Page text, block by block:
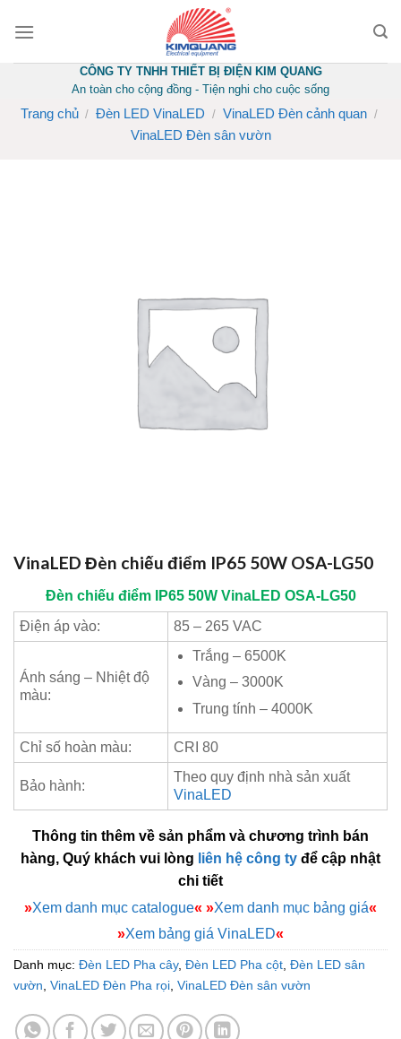
CÔNG TY TNHH THIẾT BỊ ĐIỆN KIM QUANG
An toàn cho cộng đồng - Tiện nghi cho cuộc sống
Trang chủ / Đèn LED VinaLED / VinaLED Đèn cảnh quan /
VinaLED Đèn sân vườn
VinaLED Đèn chiếu điểm IP65 50W OSA-LG50
Đèn chiếu điểm IP65 50W VinaLED OSA-LG50
Điện áp vào:
85 – 265 VAC
Ánh sáng – Nhiệt độ
màu:
Trắng – 6500K
Vàng – 3000K
Trung tính – 4000K
Chỉ số hoàn màu: CRI 80
Bảo hành:
Theo quy định nhà sản xuất
VinaLED
Thông tin thêm về sản phẩm và chương trình bán
hàng, Quý khách vui lòng liên hệ công ty để cập nhật
chi tiết
»Xem danh mục catalogue« »Xem danh mục bảng giá«
»Xem bảng giá VinaLED«
Danh mục: Đèn LED Pha cây, Đèn LED Pha cột Đèn LED sân
vườn VinaLED Đèn Pha rọi VinaLED Đèn sân vườn